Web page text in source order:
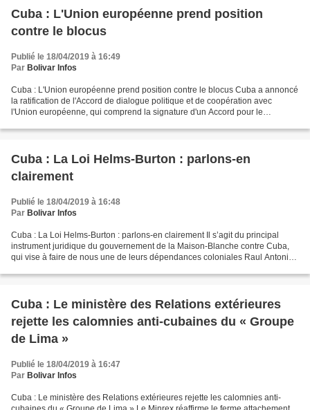
Cuba : L'Union européenne prend position
contre le blocus
Publié le 18/04/2019 à 16:49
Par Bolivar Infos
Cuba : L'Union européenne prend position contre le blocus Cuba a annoncé
la ratification de l'Accord de dialogue politique et de coopération avec
l'Union européenne, qui comprend la signature d'un Accord pour le
Cuba : La Loi Helms-Burton : parlons-en
clairement
Publié le 18/04/2019 à 16:48
Par Bolivar Infos
Cuba : La Loi Helms-Burton : parlons-en clairement Il s’agit du principal
instrument juridique du gouvernement de la Maison-Blanche contre Cuba,
qui vise à faire de nous une de leurs dépendances coloniales Raul Antonio
Cuba : Le ministère des Relations extérieures
rejette les calomnies anti-cubaines du « Groupe
de Lima »
Publié le 18/04/2019 à 16:47
Par Bolivar Infos
Cuba : Le ministère des Relations extérieures rejette les calomnies anti-